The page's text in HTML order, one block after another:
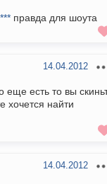
правда для шоута
14.04.2012
еще есть то вы
хочется найти
14.04.2012